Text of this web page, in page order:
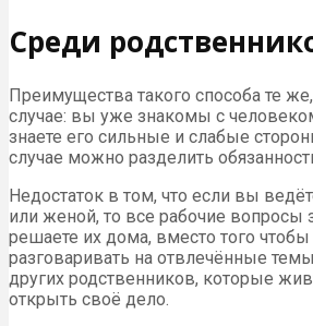
Среди
Преимущества такого способа те
случае: вы уже знакомы с
знаете его сильные и слабые
случае можно разделить
Недостаток в том, что если вы
или женой, то все рабочие вопросы
решаете их дома, вместо того чтобы
разговаривать на отвлечённые
других родственников, которые
открыть своё дело.